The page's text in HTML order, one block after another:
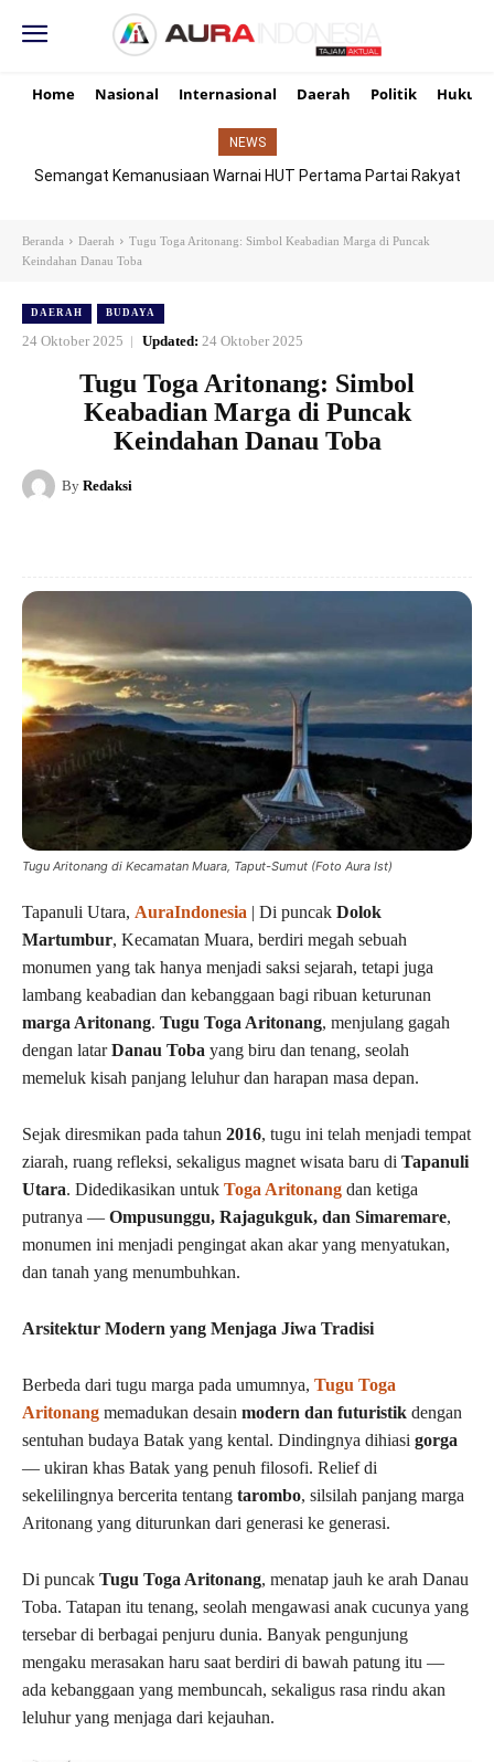
Home Nasional Internasional Daerah Politik Hukum
NEWS
Semangat Kemanusiaan Warnai HUT Pertama Partai Rakyat
Beranda Daerah
Tugu Toga Aritonang: Simbol Keabadian Marga di Puncak
Keindahan Danau Toba
DAERAH BUDAYA
24 Oktober 2025 Updated: 24 Oktober 2025
Tugu Toga Aritonang: Simbol
Keabadian Marga di Puncak
Keindahan Danau Toba
By Redaksi
Tugu Aritonang di Kecamatan Muara, Taput-Sumut (Foto Aura Ist)
Tapanuli Utara, AuraIndonesia | Di puncak Dolok
Martumbur, Kecamatan Muara, berdiri megah sebuah
monumen yang tak hanya menjadi saksi sejarah, tetapi juga
lambang keabadian dan kebanggaan bagi ribuan keturunan
marga Aritonang. Tugu Toga Aritonang, menjulang gagah
dengan latarDanau Toba yang biru dan tenang, seolah
memeluk kisah panjang leluhur dan harapan masa depan.
Sejak diresmikan pada tahun 2016, tugu ini telah menjadi tempat
ziarah, ruang refleksi, sekaligus magnet wisata baru di Tapanuli
Utara. Didedikasikan untuk Toga Aritonang dan ketiga
putranya — Ompusunggu, Rajagukguk, dan Simaremare,
monumen ini menjadi pengingat akan akar yang menyatukan,
dan tanah yang menumbuhkan.
Arsitektur Modern yang Menjaga Jiwa Tradisi
Berbeda dari tugu marga pada umumnya, Tugu Toga
Aritonang memadukan desain modern dan futuristik dengan
sentuhan budaya Batak yang kental. Dindingnya dihiasi gorga
— ukiran khas Batak yang penuh filosofi. Relief di
sekelilingnya bercerita tentang tarombo, silsilah panjang marga
Aritonang yang diturunkan dari generasi ke generasi.
Di puncak Tugu Toga Aritonang, menatap jauh ke arah Danau
Toba. Tatapan itu tenang, seolah mengawasi anak cucunya yang
tersebar di berbagai penjuru dunia. Banyak pengunjung
mengaku merasakan haru saat berdiri di bawah patung itu —
ada kebanggaan yang membuncah, sekaligus rasa rindu akan
leluhur yang menjaga dari kejauhan.